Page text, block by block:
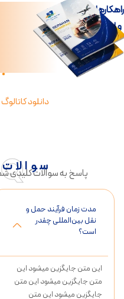
جامع تجارت
و لجستیک بین‌الملل
دانلود
سوالات
پاسخ به سوالات کلیدی
مدت زمان فرآیند حمل و
نقل بین‌المللی چقدر
است؟
این متن جایگزین میشود این
متن جایگزین میشود این متن
جایگزین میشود این متن